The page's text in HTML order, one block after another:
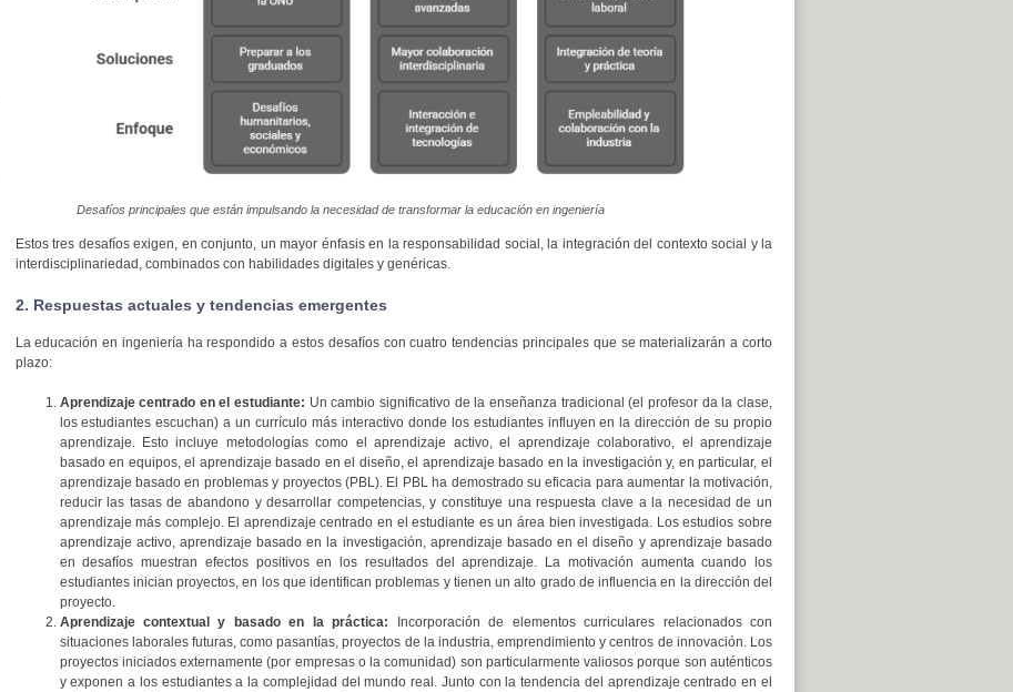
Desafíos principales que están impulsando la necesidad de transformar la educación en ingeniería
Estos tres desafíos exigen, en conjunto, un mayor énfasis en la responsabilidad social, la integración del contexto social y la
interdisciplinariedad, combinados con habilidades digitales y genéricas.
2. Respuestas actuales y tendencias emergentes
La educación en ingeniería ha respondido a estos desafíos con cuatro tendencias principales que se materializarán a corto
plazo:
Aprendizaje centrado en el estudiante: Un cambio significativo de la enseñanza tradicional (el profesor da la clase,
los estudiantes escuchan) a un currículo más interactivo donde los estudiantes influyen en la dirección de su propio
aprendizaje. Esto incluye metodologías como el aprendizaje activo, el aprendizaje colaborativo, el aprendizaje
basado en equipos, el aprendizaje basado en el diseño, el aprendizaje basado en la investigación y, en particular, el
aprendizaje basado en problemas y proyectos (PBL). El PBL ha demostrado su eficacia para aumentar la motivación,
reducir las tasas de abandono y desarrollar competencias, y constituye una respuesta clave a la necesidad de un
aprendizaje más complejo. El aprendizaje centrado en el estudiante es un área bien investigada. Los estudios sobre
aprendizaje activo, aprendizaje basado en la investigación, aprendizaje basado en el diseño y aprendizaje basado
en desafíos muestran efectos positivos en los resultados del aprendizaje. La motivación aumenta cuando los
estudiantes inician proyectos, en los que identifican problemas y tienen un alto grado de influencia en la dirección del
proyecto.
Aprendizaje contextual y basado en la práctica: Incorporación de elementos curriculares relacionados con
situaciones laborales futuras, como pasantías, proyectos de la industria, emprendimiento y centros de innovación. Los
proyectos iniciados externamente (por empresas o la comunidad) son particularmente valiosos porque son auténticos
y exponen a los estudiantes a la complejidad del mundo real. Junto con la tendencia del aprendizaje centrado en el